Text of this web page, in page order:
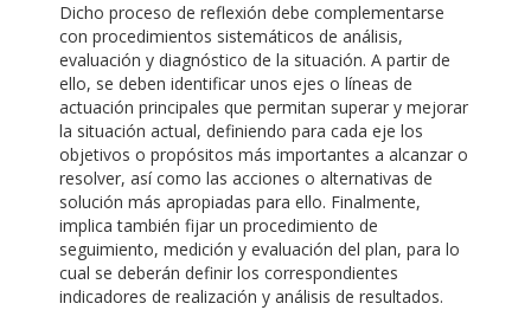
Dicho proceso de reflexión debe complementarse
con procedimientos sistemáticos de análisis,
evaluación y diagnóstico de la situación. A partir de
ello, se deben identificar unos ejes o líneas de
actuación principales que permitan superar y mejorar
la situación actual, definiendo para cada eje los
objetivos o propósitos más importantes a alcanzar o
resolver, así como las acciones o alternativas de
solución más apropiadas para ello. Finalmente,
implica también fijar un procedimiento de
seguimiento, medición y evaluación del plan, para lo
cual se deberán definir los correspondientes
indicadores de realización y análisis de resultados.